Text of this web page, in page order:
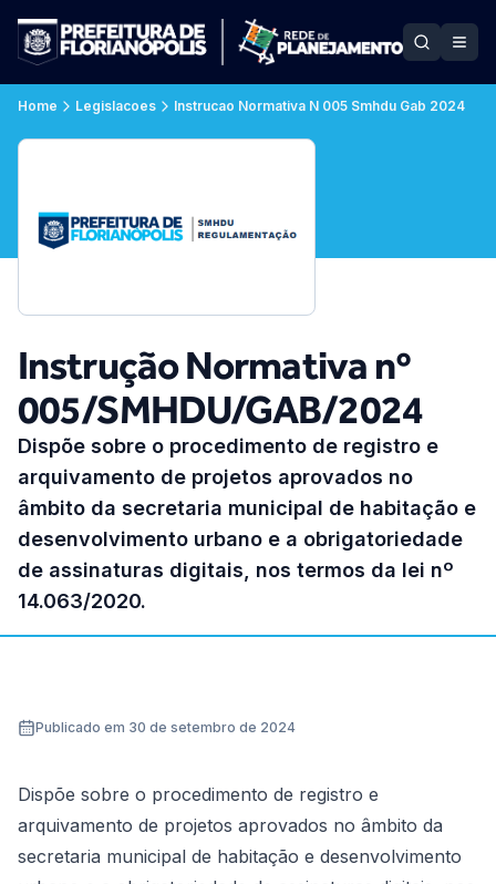
Home Legislacoes Instrucao Normativa N 005 Smhdu Gab 2024
Instrução Normativa nº
005/SMHDU/GAB/2024
Dispõe sobre o procedimento de registro e
arquivamento de projetos aprovados no
âmbito da secretaria municipal de habitação e
desenvolvimento urbano e a obrigatoriedade
de assinaturas digitais, nos termos da lei nº
14.063/2020.
Publicado em 30 de setembro de 2024
Dispõe sobre o procedimento de registro e
arquivamento de projetos aprovados no âmbito da
secretaria municipal de habitação e desenvolvimento